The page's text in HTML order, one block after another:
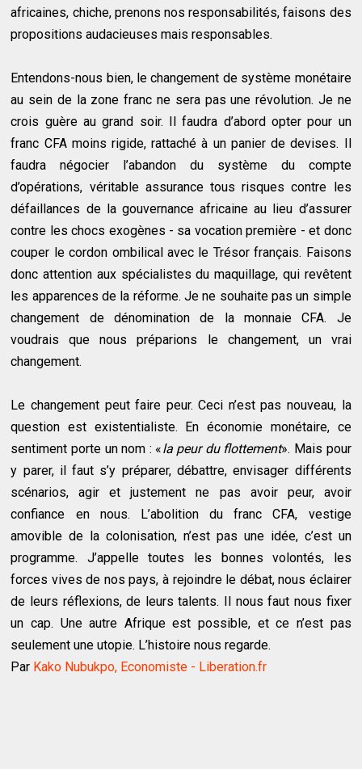
africaines, chiche, prenons nos responsabilités, faisons des
propositions audacieuses mais responsables.
Entendons-nous bien, le changement de système monétaire
au sein de la zone franc ne sera pas une révolution. Je ne
crois guère au grand soir. Il faudra d’abord opter pour un
franc CFA moins rigide, rattaché à un panier de devises. Il
faudra négocier l’abandon du système du compte
d’opérations, véritable assurance tous risques contre les
défaillances de la gouvernance africaine au lieu d’assurer
contre les chocs exogènes - sa vocation première - et donc
couper le cordon ombilical avec le Trésor français. Faisons
donc attention aux spécialistes du maquillage, qui revêtent
les apparences de la réforme. Je ne souhaite pas un simple
changement de dénomination de la monnaie CFA. Je
voudrais que nous préparions le changement, un vrai
changement.
Le changement peut faire peur. Ceci n’est pas nouveau, la
question est existentialiste. En économie monétaire, ce
sentiment porte un nom : «la peur du flottement». Mais pour
y parer, il faut s’y préparer, débattre, envisager différents
scénarios, agir et justement ne pas avoir peur, avoir
confiance en nous. L’abolition du franc CFA, vestige
amovible de la colonisation, n’est pas une idée, c’est un
programme. J’appelle toutes les bonnes volontés, les
forces vives de nos pays, à rejoindre le débat, nous éclairer
de leurs réflexions, de leurs talents. Il nous faut nous fixer
un cap. Une autre Afrique est possible, et ce n’est pas
seulement une utopie. L’histoire nous regarde.
Par Kako Nubukpo, Economiste - Liberation.fr